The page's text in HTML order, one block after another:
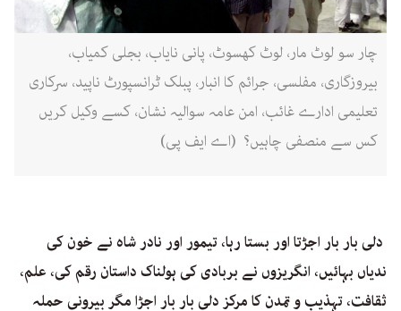
چار سو لوٹ مار، لوٹ کھسوٹ، پانی نایاب، بجلی کمیاب،
بیروزگاری، مفلسی، جرائم کا انبار، پبلک ٹرانسپورٹ ناپید، سرکاری
تعلیمی ادارے غائب، امن عامہ سوالیہ نشان، کسے وکیل کریں
کس سے منصفی چاہیں؟ (اے ایف پی)
دلی بار بار اجڑتا اور بستا رہا، تیمور اور نادر شاہ نے خون کی
ندیاں بہائیں، انگریزوں نے بربادی کی ہولناک داستان رقم کی، علم،
ثقافت، تہذیب و تمدن کا مرکز دلی بار بار اجڑا مگر بیرونی حملہ